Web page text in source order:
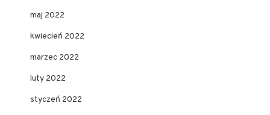
maj 2022
kwiecień 2022
marzec 2022
luty 2022
styczeń 2022